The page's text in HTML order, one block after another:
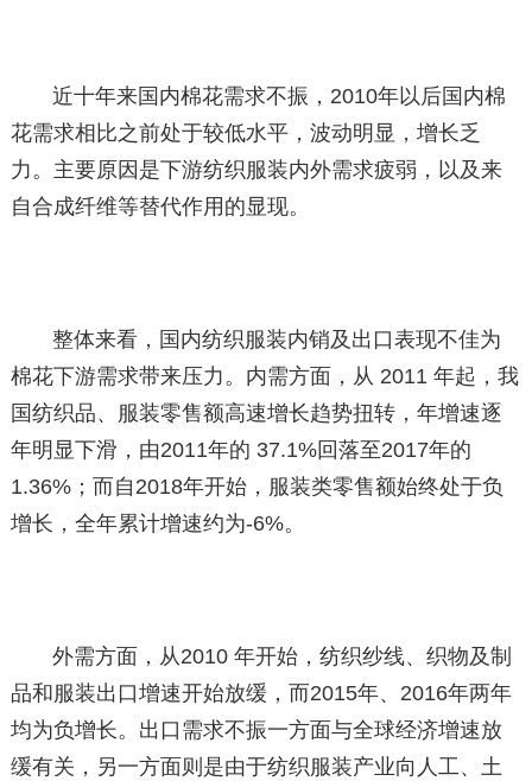
近十年来国内棉花需求不振，2010年以后国内棉
花需求相比之前处于较低水平，波动明显，增长乏
力。主要原因是下游纺织服装内外需求疲弱，以及来
自合成纤维等替代作用的显现。
整体来看，国内纺织服装内销及出口表现不佳为
棉花下游需求带来压力。内需方面，从 2011 年起，我
国纺织品、服装零售额高速增长趋势扭转，年增速逐
年明显下滑，由2011年的 37.1%回落至2017年的
1.36%；而自2018年开始，服装类零售额始终处于负
增长，全年累计增速约为-6%。
外需方面，从2010 年开始，纺织纱线、织物及制
品和服装出口增速开始放缓，而2015年、2016年两年
均为负增长。出口需求不振一方面与全球经济增速放
缓有关，另一方面则是由于纺织服装产业向人工、土